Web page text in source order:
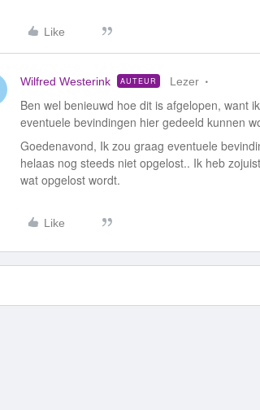
Like
Wilfred Westerink AUTEUR Lezer
Ben wel benieuwd hoe dit is afgelopen, want
eventuele bevindingen hier gedeeld kunnen
Goedenavond, Ik zou graag eventuele
helaas nog steeds niet opgelost.. Ik heb
wat opgelost wordt.
Like